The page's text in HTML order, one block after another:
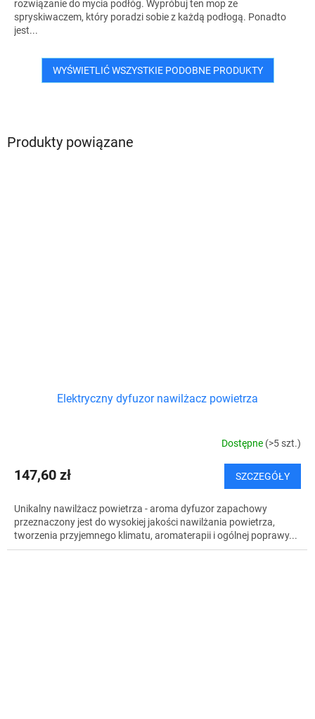
Produkty powiązane
Elektryczny dyfuzor nawilżacz powietrza
Dostępne (>5 szt.)
147,60 zł SZCZEGÓŁY
Unikalny nawilżacz powietrza - aroma dyfuzor zapachowy
przeznaczony jest do wysokiej jakości nawilżania powietrza,
tworzenia przyjemnego klimatu, aromaterapii i ogólnej poprawy...
rozwiązanie do mycia podłóg. Wypróbuj ten mop ze
spryskiwaczem, który poradzi sobie z każdą podłogą. Ponadto
jest...
WYŚWIETLIĆ WSZYSTKIE PODOBNE PRODUKTY